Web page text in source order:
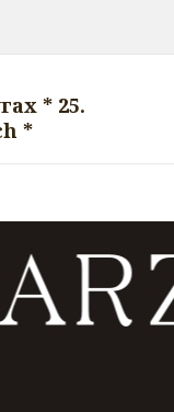
* 25.
*